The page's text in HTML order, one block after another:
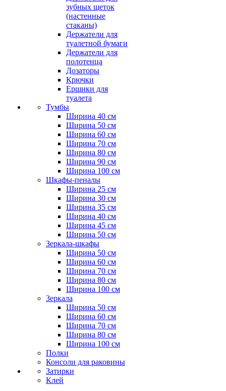
зубных щеток
(настенные
стаканы)
Держатели для
туалетной бумаги
Держатели для
полотенца
Дозаторы
Крючки
Ершики для
туалета
Тумбы
Ширина 40 см
Ширина 50 см
Ширина 60 см
Ширина 70 см
Ширина 80 см
Ширина 90 см
Ширина 100 см
Шкафы-пеналы
Ширина 25 см
Ширина 30 см
Ширина 35 см
Ширина 40 см
Ширина 45 см
Ширина 50 см
Зеркала-шкафы
Ширина 50 см
Ширина 60 см
Ширина 70 см
Ширина 80 см
Ширина 100 см
Зеркала
Ширина 50 см
Ширина 60 см
Ширина 70 см
Ширина 80 см
Ширина 100 см
Полки
Консоли для раковины
Затирки
Клей